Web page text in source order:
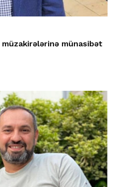
müzakirələrinə münasibət